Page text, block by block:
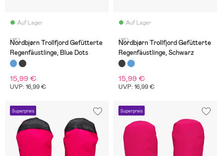
Auf Lager
(15)
Nordbjørn Trollfjord Gefütterte
Regenfäustlinge, Blue Dots
15,99 €
UVP: 16,99 €
Auf Lager
(15)
Nordbjørn Trollfjord Gefütterte
Regenfäustlinge, Schwarz
15,99 €
UVP: 16,99 €
Superpreis Superpreis